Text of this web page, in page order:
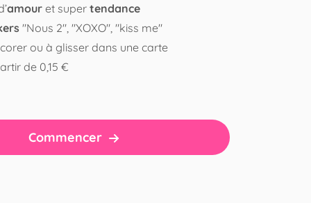
amour et super tendance
"Nous 2", "XOXO", "kiss me"
ou à glisser dans une carte
de 0,15 €
Commencer